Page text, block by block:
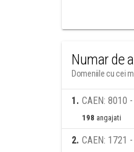
Numar de
Domeniile cu cei
1. CAEN: 8010 -
198 angajati
2. CAEN: 1721 -